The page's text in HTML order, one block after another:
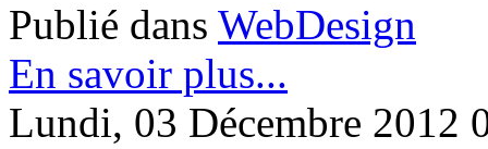
Publié dans WebDesign
En savoir plus...
Lundi, 03 Décembre 2012